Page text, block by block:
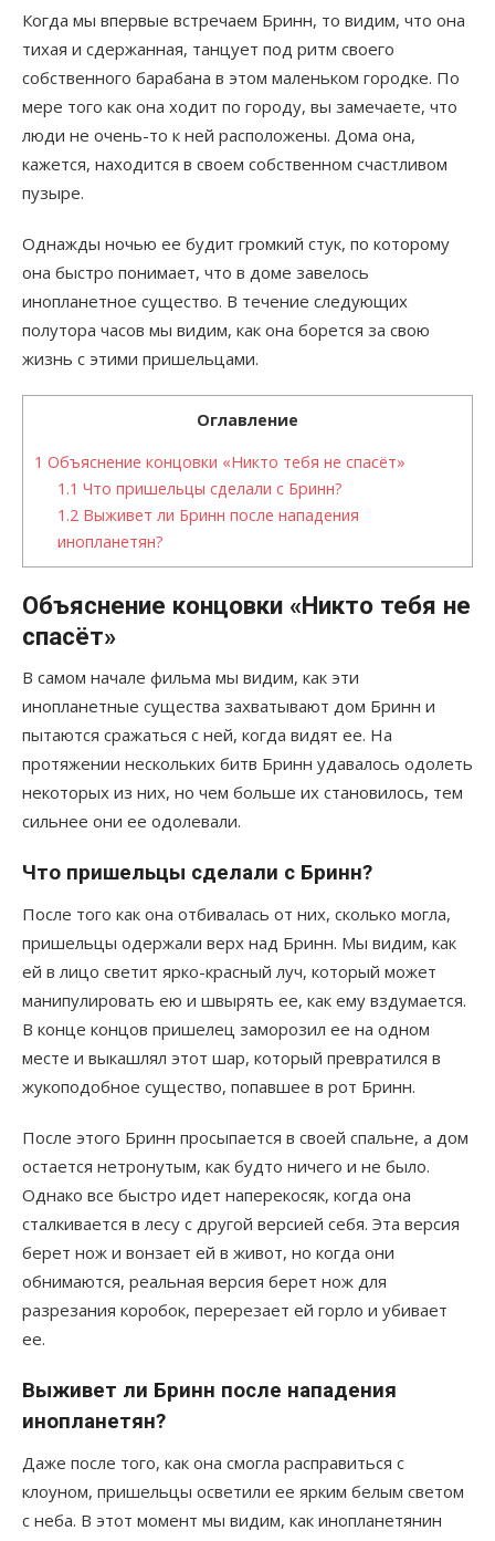
Когда мы впервые встречаем Бринн, то видим, что она
тихая и сдержанная, танцует под ритм своего
собственного барабана в этом маленьком городке. По
мере того как она ходит по городу, вы замечаете, что
люди не очень-то к ней расположены. Дома она,
кажется, находится в своем собственном счастливом
пузыре.
Однажды ночью ее будит громкий стук, по которому
она быстро понимает, что в доме завелось
инопланетное существо. В течение следующих
полутора часов мы видим, как она борется за свою
жизнь с этими пришельцами.
Оглавление
1 Объяснение концовки «Никто тебя не спасёт»
1.1 Что пришельцы сделали с Бринн?
1.2 Выживет ли Бринн после нападения
инопланетян?
Объяснение концовки «Никто тебя не
спасёт»
В самом начале фильма мы видим, как эти
инопланетные существа захватывают дом Бринн и
пытаются сражаться с ней, когда видят ее. На
протяжении нескольких битв Бринн удавалось одолеть
некоторых из них, но чем больше их становилось, тем
сильнее они ее одолевали.
Что пришельцы сделали с Бринн?
После того как она отбивалась от них, сколько могла,
пришельцы одержали верх над Бринн. Мы видим, как
ей в лицо светит ярко-красный луч, который может
манипулировать ею и швырять ее, как ему вздумается.
В конце концов пришелец заморозил ее на одном
месте и выкашлял этот шар, который превратился в
жукоподобное существо, попавшее в рот Бринн.
После этого Бринн просыпается в своей спальне, а дом
остается нетронутым, как будто ничего и не было.
Однако все быстро идет наперекосяк, когда она
сталкивается в лесу с другой версией себя. Эта версия
берет нож и вонзает ей в живот, но когда они
обнимаются, реальная версия берет нож для
разрезания коробок, перерезает ей горло и убивает
ее.
Выживет ли Бринн после нападения
инопланетян?
Даже после того, как она смогла расправиться с
клоуном, пришельцы осветили ее ярким белым светом
с неба. В этот момент мы видим, как инопланетянин